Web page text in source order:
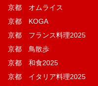
京都 オムライス
京都 KOGA
京都 フランス料理2025
京都 鳥散歩
京都 和食2025
京都 イタリア料理2025